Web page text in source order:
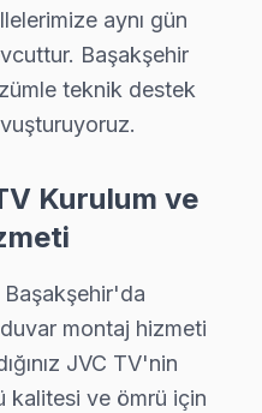
BGA yeniden
firmware
Programları
Başakşehir'de
ihtiyacınız için,
Merkezi
Başakşehir bölge
için bizi
aynı gün
Başakşehir
teknik destek
Kurulum ve
montaj hizmeti
JVC TV'nin
kalitesi ve ömrü için